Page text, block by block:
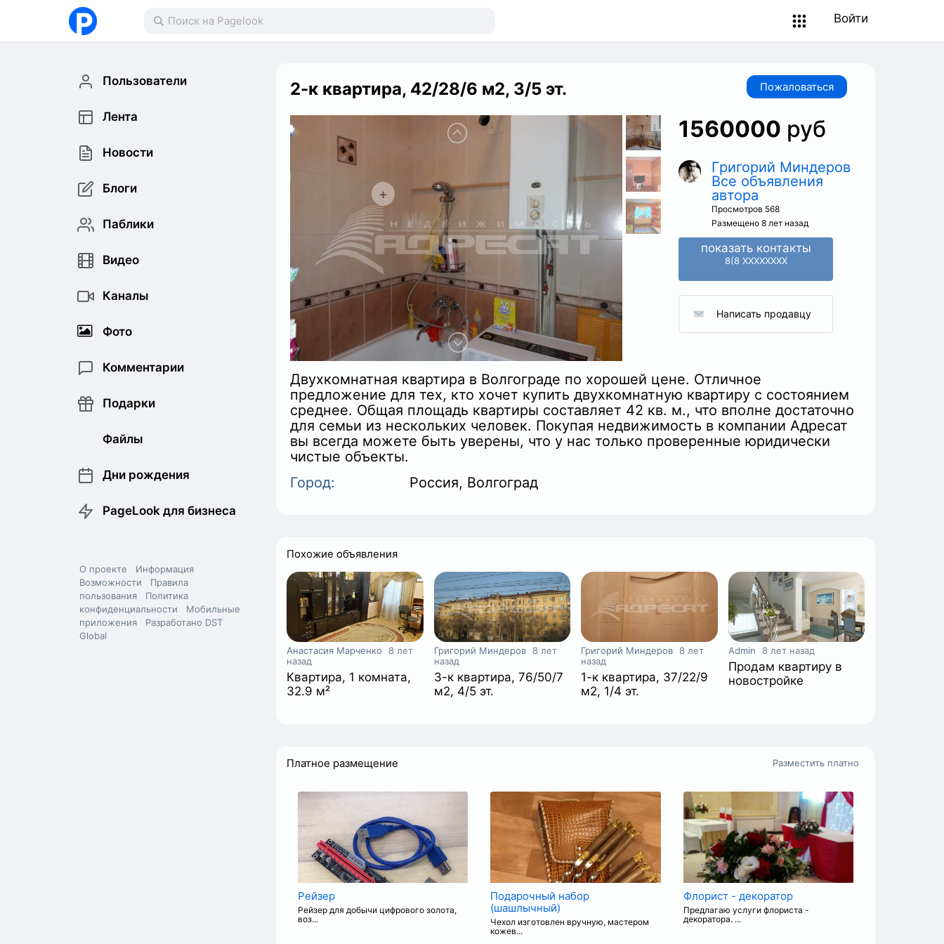
Войти
Пользователи
Лента
Новости
Блоги
Паблики
Видео
Каналы
Фото
Комментарии
Подарки
Файлы
Дни рождения
PageLook для бизнеса
О проекте
Информация
Возможности
Правила
пользования
Политика
конфиденциальности
Мобильные
приложения
Разработано DST
Global
Пожаловаться
2-к квартира, 42/28/6 м2, 3/5 эт.
+
+
+
1560000 руб
Григорий Миндеров
Все объявления
автора
Просмотров 568
Размещено 8 лет назад
показать контакты
8(8 XXXXXXXX
Написать продавцу
Двухкомнатная квартира в Волгограде по хорошей цене. Отличное
предложение для тех, кто хочет купить двухкомнатную квартиру с состоянием
среднее. Общая площадь квартиры составляет 42 кв. м., что вполне достаточно
для семьи из нескольких человек. Покупая недвижимость в компании Адресат
вы всегда можете быть уверены, что у нас только проверенные юридически
чистые объекты.
Город:
Россия, Волгоград
Похожие объявления
Анастасия Марченко
8 лет
назад
Квартира, 1 комната,
32.9 м²
Григорий Миндеров 8 лет
назад
3-к квартира, 76/50/7
м2, 4/5 эт.
Григорий Миндеров 8 лет
назад
1-к квартира, 37/22/9
м2, 1/4 эт.
Admin 8 лет назад
Продам квартиру в
новостройке
Платное размещение Разместить платно
Рейзер
Рейзер для добычи цифрового золота,
воз...
Подарочный набор
(шашлычный)
Чехол изготовлен вручную, мастером
кожев...
Флорист - декоратор
Предлагаю услуги флориста -
декоратора. ...